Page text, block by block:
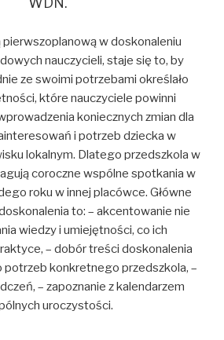
w doskonaleniu
nauczycieli, staje się to, by
ze swoimi potrzebami określało
które nauczyciele powinni
koniecznych zmian dla
i potrzeb dziecka w
lokalnym. Dlatego przedszkola w
coroczne wspólne spotkania w
roku w innej placówce. Główne
to: – akcentowanie nie
wiedzy i umiejętności, co ich
– dobór treści doskonalenia
konkretnego przedszkola, –
– zapoznanie z kalendarzem
uroczystości.